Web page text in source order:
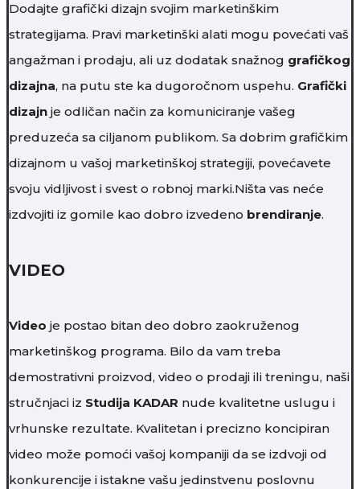
Dodajte grafički dizajn svojim marketinškim
strategijama. Pravi marketinški alati mogu povećati vaš
angažman i prodaju, ali uz dodatak snažnog grafičkog
dizajna, na putu ste ka dugoročnom uspehu. Grafički
dizajn je odličan način za komuniciranje vašeg
preduzeća sa ciljanom publikom. Sa dobrim grafičkim
dizajnom u vašoj marketinškoj strategiji, povećavete
svoju vidljivost i svest o robnoj marki.Ništa vas neće
izdvojiti iz gomile kao dobro izvedeno brendiranje.
VIDEO
Video je postao bitan deo dobro zaokruženog
marketinškog programa. Bilo da vam treba
demostrativni proizvod, video o prodaji ili treningu, naši
stručnjaci iz Studija KADAR nude kvalitetne uslugu i
vrhunske rezultate. Kvalitetan i precizno koncipiran
video može pomoći vašoj kompaniji da se izdvoji od
konkurencije i istakne vašu jedinstvenu poslovnu